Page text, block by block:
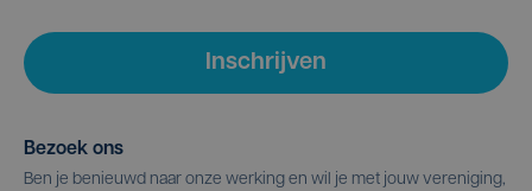
Inschrijven
Bezoek ons
Ben je benieuwd naar onze werking en wil je met jouw vereniging,